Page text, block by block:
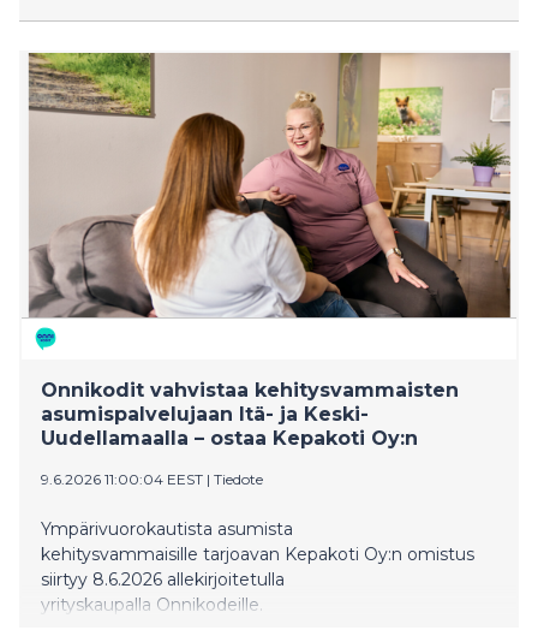
Kaikki
Tiedote
Onnikodit vahvistaa kehitysvammaisten
asumispalvelujaan Itä- ja Keski-
Uudellamaalla – ostaa Kepakoti Oy:n
9.6.2026 11:00:04 EEST | Tiedote
Ympärivuorokautista asumista
kehitysvammaisille tarjoavan Kepakoti Oy:n omistus
siirtyy 8.6.2026 allekirjoitetulla
yrityskaupalla Onnikodeille.